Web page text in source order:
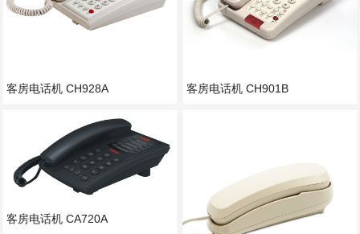
客房电话机 CH928A
客房电话机 CA720A
客房电话机 CH901B